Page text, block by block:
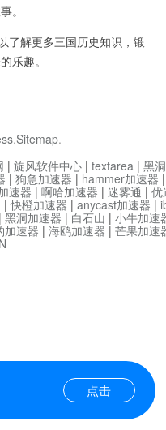
。
解更多三国历史知识，锻
乐趣。
.Sitemap.
点击
| 旋风软件中心 | textarea | 黑
| 狗急加速器 | hammer加速器
速器 | 啊哈加速器 | 迷雾通 | 优
|快橙加速器 | anycast加速器 |
| 黑洞加速器 | 白石山 | 小牛加速
加速器 | 海鸥加速器 | 芒果加速